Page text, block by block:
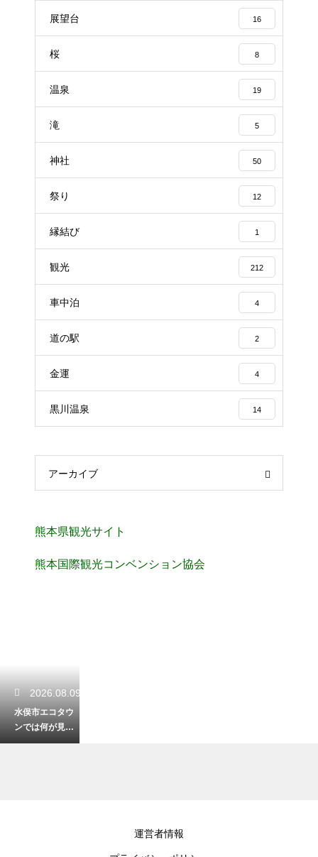
展望台 16
桜 8
温泉 19
滝 5
神社 50
祭り 12
縁結び 1
観光 212
車中泊 4
道の駅 2
金運 4
黒川温泉 14
アーカイブ
熊本県観光サイト
熊本国際観光コンベンション協会
2026.08.09
水俣市エコタウ
ンでは何が見ら
れる？リサイク
運営者情報